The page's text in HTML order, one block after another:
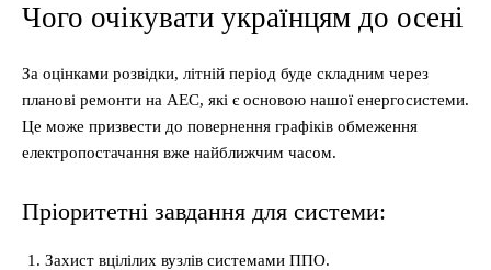
Чого очікувати українцям до осені
За оцінками розвідки, літній період буде складним через
планові ремонти на АЕС, які є основою нашої енергосистеми.
Це може призвести до повернення графіків обмеження
електропостачання вже найближчим часом.
Пріоритетні завдання для системи:
Захист вцілілих вузлів системами ППО.